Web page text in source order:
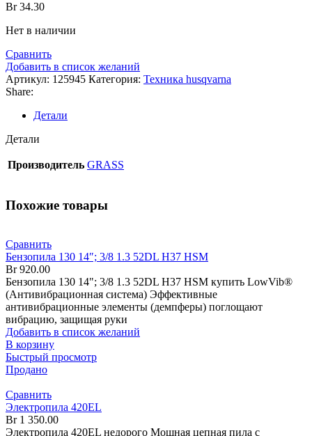
Br34.30
Нет в наличии
Сравнить
Добавить в список желаний
Артикул: 125945 Категория: Техника husqvarna
Share:
Детали
Детали
Производитель GRASS
Похожие товары
Сравнить
Бензопила 130 14″; 3/8 1.3 52DL H37 HSM
Br920.00
Бензопила 130 14"; 3/8 1.3 52DL H37 HSM купить LowVib®
(Антивибрационная система) Эффективные
антивибрационные элементы (демпферы) поглощают
вибрацию, защищая руки
Добавить в список желаний
В корзину
Быстрый просмотр
Продано
Сравнить
Электропила 420EL
Br1 350.00
Электропила 420EL недорого Мощная цепная пила с